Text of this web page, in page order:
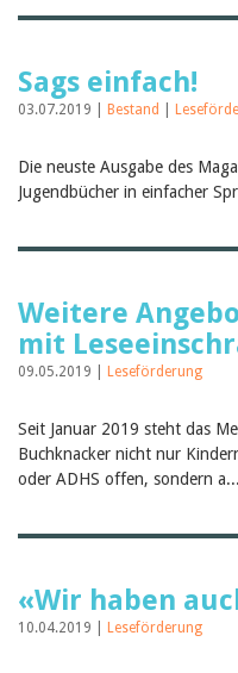
Sags einfach!
03.07.2019 | Bestand
Die neuste Ausgabe des
Jugendbücher in einfacher
Weitere
mit
09.05.2019 | Leseförderung
Seit Januar 2019 steht das
Buchknacker nicht nur
oder ADHS offen, sondern a...
«Wir haben
10.04.2019 | Leseförderung